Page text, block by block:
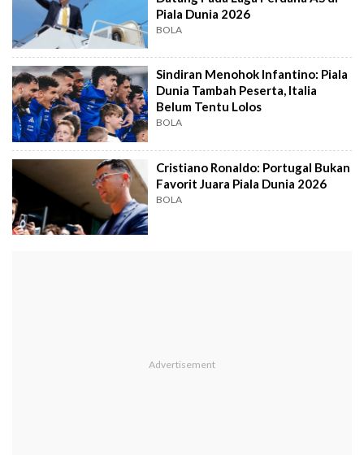
Piala Dunia 2026
BOLA
Sindiran Menohok Infantino: Piala
Dunia Tambah Peserta, Italia
Belum Tentu Lolos
BOLA
Cristiano Ronaldo: Portugal Bukan
Favorit Juara Piala Dunia 2026
BOLA